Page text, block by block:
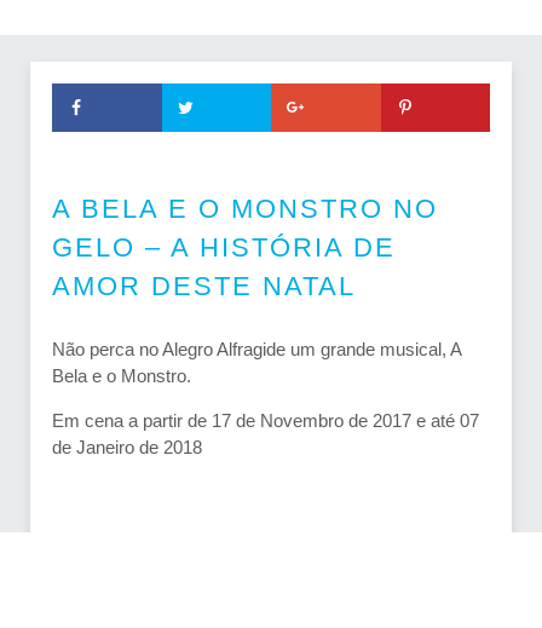
A BELA E O MONSTRO NO
GELO – A HISTÓRIA DE
AMOR DESTE NATAL
Não perca no Alegro Alfragide um grande musical, A
Bela e o Monstro.
Em cena a partir de 17 de Novembro de 2017 e até 07
de Janeiro de 2018